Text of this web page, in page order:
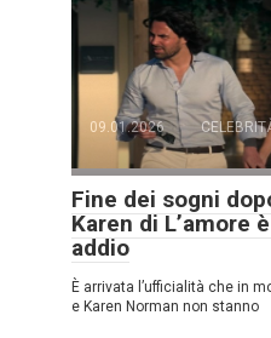
09.01.2026
Fine dei sogni
Karen di L’amore
addio
È arrivata l’ufficialità che in
e Karen Norman non stanno